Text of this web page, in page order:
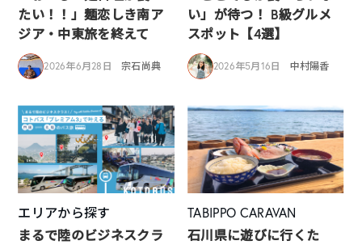
たい！！」麺恋しき南ア
ジア・中東旅を終えて
2026年6月28日 宗石尚典
い」が待つ！ B級グルメ
スポット【4選】
2026年5月16日 中村陽香
エリアから探す
まるで陸のビジネスクラ
TABIPPO CARAVAN
石川県に遊びに行くた